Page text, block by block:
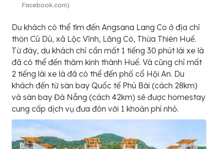
Facebook.com)
Du khách có thể tìm đến Angsana Lang Co ở địa chỉ
thôn Cù Dù, xã Lộc Vĩnh, Lăng Cô, Thừa Thiên Huế.
Từ đây, du khách chỉ cần mất 1 tiếng 30 phút lái xe là
đã có thể đến thăm kinh thành Huế. Và cũng chỉ mất
2 tiếng lái xe là đã có thể đến phố cổ Hội An. Du
khách đến từ sân bay Quốc tế Phú Bài (cách 28km)
và sân bay Đà Nẵng (cách 42km) sẽ được homestay
cung cấp dịch vụ đưa đón với 1 khoản phí nhỏ.